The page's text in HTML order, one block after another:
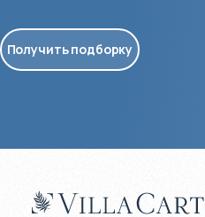
Получить подборку